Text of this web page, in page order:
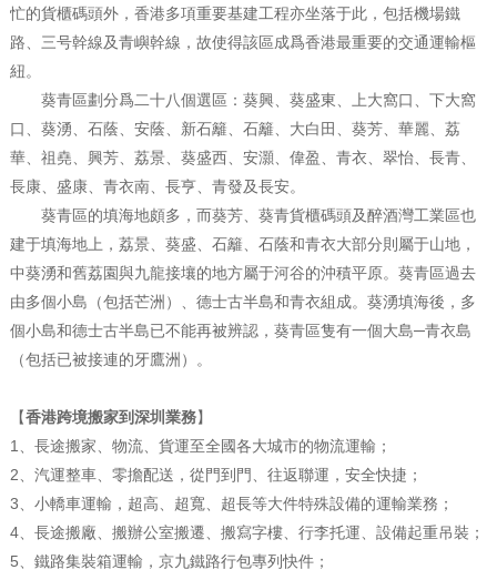
忙的貨櫃碼頭外，香港多項重要基建工程亦坐落于此，包括機場鐵
路、三号幹線及青嶼幹線，故使得該區成爲香港最重要的交通運輸樞
紐。
葵青區劃分爲二十八個選區：葵興、葵盛東、上大窩口、下大窩
口、葵湧、石蔭、安蔭、新石籬、石籬、大白田、葵芳、華麗、荔
華、祖堯、興芳、荔景、葵盛西、安灝、偉盈、青衣、翠怡、長青、
長康、盛康、青衣南、長亨、青發及長安。
葵青區的填海地頗多，而葵芳、葵青貨櫃碼頭及醉酒灣工業區也
建于填海地上，荔景、葵盛、石籬、石蔭和青衣大部分則屬于山地，
中葵湧和舊荔園與九龍接壤的地方屬于河谷的沖積平原。葵青區過去
由多個小島（包括芒洲）、德士古半島和青衣組成。葵湧填海後，多
個小島和德士古半島已不能再被辨認，葵青區隻有一個大島─青衣島
（包括已被接連的牙鷹洲）。
【香港跨境搬家到深圳業務】
1、長途搬家、物流、貨運至全國各大城市的物流運輸；
2、汽運整車、零擔配送，從門到門、往返聯運，安全快捷；
3、小轎車運輸，超高、超寬、超長等大件特殊設備的運輸業務；
4、長途搬廠、搬辦公室搬遷、搬寫字樓、行李托運、設備起重吊裝；
5、鐵路集裝箱運輸，京九鐵路行包專列快件；